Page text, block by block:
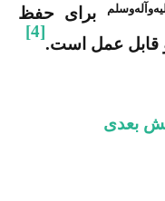
برای حفظ
و قابل عمل است.
[4]
بعدی